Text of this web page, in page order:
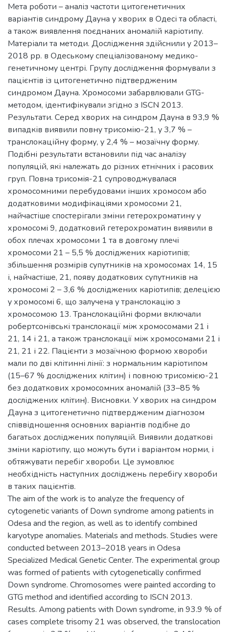
Мета роботи – аналіз частоти цитогенетичних
варіантів синдрому Дауна у хворих в Одесі та області,
а також виявлення поєднаних аномалій каріотипу.
Матеріали та методи. Дослідження здійснили у 2013–
2018 рр. в Одеському спеціалізованому медико-
генетичному центрі. Групу дослідження формували з
пацієнтів із цитогенетично підтвердженим
синдромом Дауна. Хромосоми забарвлювали GTG-
методом, ідентифікували згідно з ISCN 2013.
Результати. Серед хворих на синдром Дауна в 93,9 %
випадків виявили повну трисомію-21, у 3,7 % –
транслокаційну форму, у 2,4 % – мозаїчну форму.
Подібні результати встановили під час аналізу
популяцій, які належать до різних етнічних і расових
груп. Повна трисомія-21 супроводжувалася
хромосомними перебудовами інших хромосом або
додатковими модифікаціями хромосоми 21,
найчастіше спостерігали зміни гетерохроматину у
хромосомі 9, додатковий гетерохроматин виявили в
обох плечах хромосоми 1 та в довгому плечі
хромосоми 21 – 5,5 % досліджених каріотипів;
збільшення розмірів супутників на хромосомах 14, 15
і, найчастіше, 21, появу додаткових супутників на
хромосомі 2 – 3,6 % досліджених каріотипів; делецією
у хромосомі 6, що залучена у транслокацію з
хромосомою 13. Транслокаційні форми включали
робертсонівські транслокації між хромосомами 21 і
21, 14 і 21, а також транслокації між хромосомами 21 і
21, 21 і 22. Пацієнти з мозаїчною формою хвороби
мали по дві клітинні лінії: з нормальним каріотипом
(15–67 % досліджених клітин) і повною трисомією-21
без додаткових хромосомних аномалій (33–85 %
досліджених клітин). Висновки. У хворих на синдром
Дауна з цитогенетично підтвердженим діагнозом
співвідношення основних варіантів подібне до
багатьох досліджених популяцій. Виявили додаткові
зміни каріотипу, що можуть бути і варіантом норми, і
обтяжувати перебіг хвороби. Це зумовлює
необхідність наступних досліджень перебігу хвороби
в таких пацієнтів.
The aim of the work is to analyze the frequency of
cytogenetic variants of Down syndrome among patients in
Odesa and the region, as well as to identify combined
karyotype anomalies. Materials and methods. Studies were
conducted between 2013–2018 years in Odesa
Specialized Medical Genetic Center. The experimental group
was formed of patients with cytogenetically confirmed
Down syndrome. Chromosomes were painted according to
GTG method and identified according to ISCN 2013.
Results. Among patients with Down syndrome, in 93.9 % of
cases complete trisomy 21 was observed, the translocation